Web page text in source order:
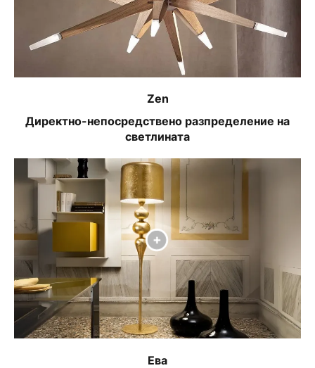
Zen
Директно-непосредствено разпределение на
светлината
Ева